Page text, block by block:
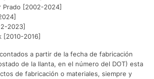
Prado [2002-2024]
2023]
[2010-2016]
a partir de la fecha de fabricación
de la llanta, en el número del DOT) esta
de fabricación o materiales, siempre y